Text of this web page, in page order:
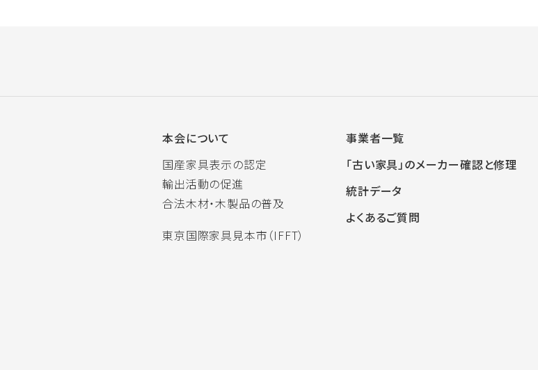
本会について
国産家具表示の認定
輸出活動の促進
合法木材・木製品の普及
東京国際家具見本市（IFFT）
事業者一覧
「古い家具」のメーカー確認と修理
統計データ
よくあるご質問